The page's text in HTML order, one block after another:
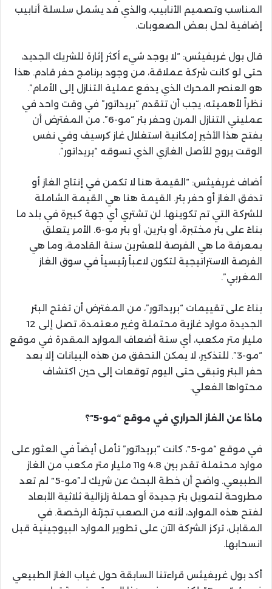
المناسب وتصميم الأنابيب، والذي قد يشمل سلسلة أنابيب
إضافية لحل بعض الصعوبات.
قال بول غريفيثس: “لا يوجد شيء أكثر إثارة للشريك الجديد،
حتى لو كانت شركة عملاقة، من وجود برنامج حفر قادم. هذا
هو العنصر المحرك الذي يدفع عملية التنازل إلى الأمام”.
نظراً لأهميته، يجب أن تتقدم “بريداتور” في وقت واحد في
عمليتي التنازل المرن وحفر بئر “مو-6”. من المفترض أن
يفتح هذا الأخير إمكانية استغلال غاز كرسيف وفي نفس
الوقت يروج للأصل الغازي الذي تسوقه “بريداتور”.
أضاف غريفيثس: “القيمة هنا لا تكمن في إنتاج الغاز أو
تدفق الغاز أو حفر بئر. القيمة هنا هي القيمة الشاملة
للشركة التي تم تكوينها. لن تشتري أي جهة كبيرة في بلد ما
بناءً على بئر مختبرة، أو بئرين، أو بئر مو-6. الأمر يتعلق
بمعرفة ما هي الفرصة للعشرين سنة القادمة، وما هي
الفرصة الاستراتيجية لتكون لاعباً رئيسياً في سوق الغاز
المغربي”.
بناءً على تقييمات “بريداتور”، من المفترض أن تفتح البئر
الجديدة موارد غازية محتملة وغير معتمدة، تصل إلى 12
مليار متر مكعب، أي ستة أضعاف الموارد المقدرة في موقع
“مو-3”. للتذكير، لا يمكن التحقق من هذه البيانات إلا بعد
حفر البئر وتبقى حتى اليوم توقعات إلى حين اكتشاف
محتواها الفعلي.
ماذا عن الغاز الحراري في موقع “مو-5″؟
في موقع “مو-5″، كانت “بريداتور” تأمل أيضاً في العثور على
موارد محتملة تقدر بين 4.8 و11 مليار متر مكعب من الغاز
الطبيعي. واضح أن خطة البحث عن شريك لـ”مو-5″ لم تعد
مطروحة لتمويل بئر جديدة أو حملة زلزالية ثلاثية الأبعاد
لفتح هذه الموارد، لأنه من الصعب تجزئة الرخصة. في
المقابل، تركز الشركة الآن على تطوير الموارد البيوجينية قبل
انسحابها.
أكد بول غريفيثس قراءتنا السابقة حول غياب الغاز الطبيعي